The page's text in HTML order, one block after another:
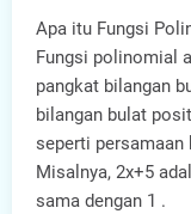
Apa itu Fungsi
Fungsi polinomial
pangkat bilangan
bilangan bulat
seperti persamaan
Misalnya, 2x+5
sama dengan 1 .